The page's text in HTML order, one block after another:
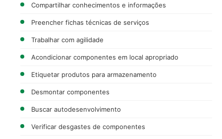
Compartilhar conhecimentos e informações
Preencher fichas técnicas de serviços
Trabalhar com agilidade
Acondicionar componentes em local apropriado
Etiquetar produtos para armazenamento
Desmontar componentes
Buscar autodesenvolvimento
Verificar desgastes de componentes